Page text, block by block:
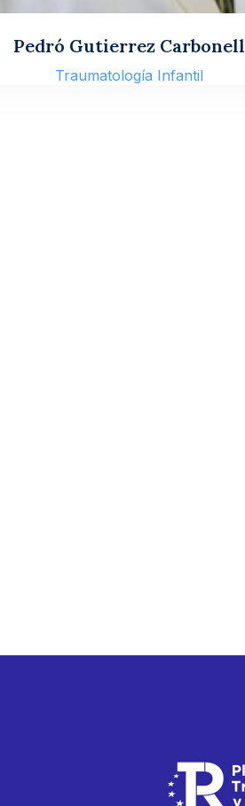
Pedró Gutierrez Carbonell
Traumatología Infantil